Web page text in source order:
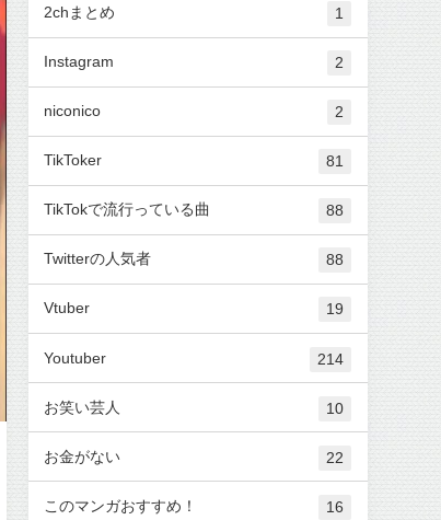
2chまとめ 1
Instagram 2
niconico 2
TikToker 81
TikTokで流行っている曲 88
Twitterの人気者 88
Vtuber 19
Youtuber 214
お笑い芸人 10
お金がない 22
このマンガおすすめ！ 16